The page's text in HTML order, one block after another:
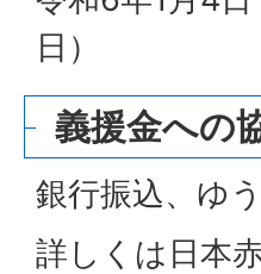
日）
義援金への
銀行振込、ゆ
詳しくは日本